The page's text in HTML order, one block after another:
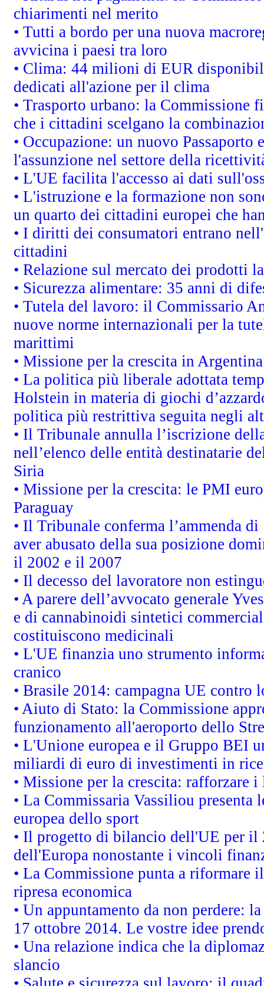
chiarimenti nel merito
• Tutti a bordo per una nuova
avvicina i paesi tra loro
• Clima: 44 milioni di EUR
dedicati all'azione per il clima
• Trasporto urbano: la Commissione
che i cittadini scelgano la
• Occupazione: un nuovo Passaporto
l'assunzione nel settore della
• L'UE facilita l'accesso ai dati
• L'istruzione e la formazione non
un quarto dei cittadini europei che
• I diritti dei consumatori entrano
cittadini
• Relazione sul mercato dei prodotti
• Sicurezza alimentare: 35 anni di
• Tutela del lavoro: il Commissario
nuove norme internazionali per la
marittimi
• Missione per la crescita in
• La politica più liberale adottata
Holstein in materia di giochi
politica più restrittiva seguita negli
• Il Tribunale annulla l’iscrizione
nell’elenco delle entità destinatarie
Siria
• Missione per la crescita: le PMI
Paraguay
• Il Tribunale conferma l’ammenda
aver abusato della sua posizione
il 2002 e il 2007
• Il decesso del lavoratore non
• A parere dell’avvocato generale
e di cannabinoidi sintetici
costituiscono medicinali
• L'UE finanzia uno strumento
cranico
• Brasile 2014: campagna UE contro
• Aiuto di Stato: la Commissione
funzionamento all'aeroporto dello
• L'Unione europea e il Gruppo BEI
miliardi di euro di investimenti in
• Missione per la crescita: rafforzare
• La Commissaria Vassiliou
europea dello sport
• Il progetto di bilancio dell'UE per il
dell'Europa nonostante i vincoli
• La Commissione punta a riformare
ripresa economica
• Un appuntamento da non perdere:
17 ottobre 2014. Le vostre idee
• Una relazione indica che la
slancio